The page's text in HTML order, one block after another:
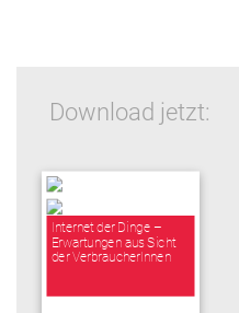
Download jetzt:
Internet der Dinge –
Erwartungen aus Sicht
der VerbraucherInnen